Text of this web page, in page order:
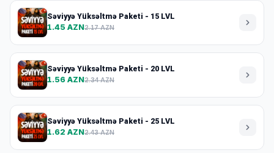
Səviyyə Yüksəltmə Paketi - 15 LVL
1.45 AZN2.17 AZN
Səviyyə Yüksəltmə Paketi - 20 LVL
1.56 AZN2.34 AZN
Səviyyə Yüksəltmə Paketi - 25 LVL
1.62 AZN2.43 AZN